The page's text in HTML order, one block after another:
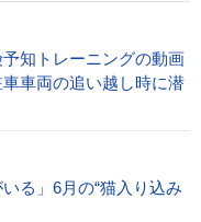
知トレーニングの動画
車両の追い越し時に潜
る」6月の“猫入り込み